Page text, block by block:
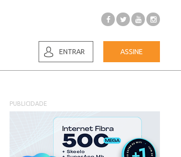
ENTRAR ASSINE
PUBLICIDADE